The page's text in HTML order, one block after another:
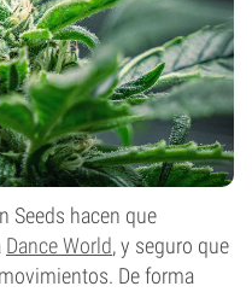
Seeds hacen que
Dance World, y seguro que
De forma